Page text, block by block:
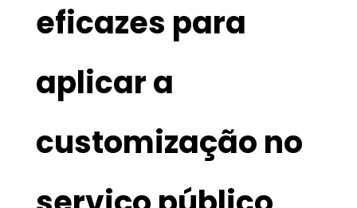
eficazes para
aplicar a
customização no